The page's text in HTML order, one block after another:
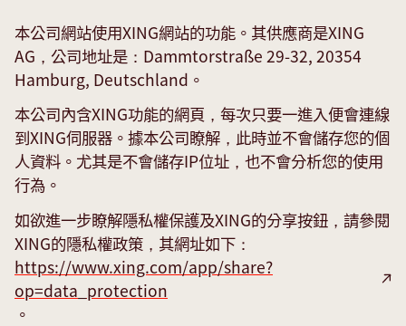
本公司網站使用XING網站的功能。其供應商是XING
AG，公司地址是：Dammtorstraße 29-32, 20354
Hamburg, Deutschland。
本公司內含XING功能的網頁，每次只要一進入便會連線
到XING伺服器。據本公司瞭解，此時並不會儲存您的個
人資料。尤其是不會儲存IP位址，也不會分析您的使用
行為。
如欲進一步瞭解隱私權保護及XING的分享按鈕，請參閱
XING的隱私權政策，其網址如下：
https://www.xing.com/app/share?
op=data_protection
。